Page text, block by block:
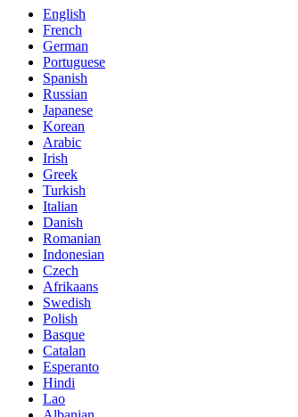
English
French
German
Portuguese
Spanish
Russian
Japanese
Korean
Arabic
Irish
Greek
Turkish
Italian
Danish
Romanian
Indonesian
Czech
Afrikaans
Swedish
Polish
Basque
Catalan
Esperanto
Hindi
Lao